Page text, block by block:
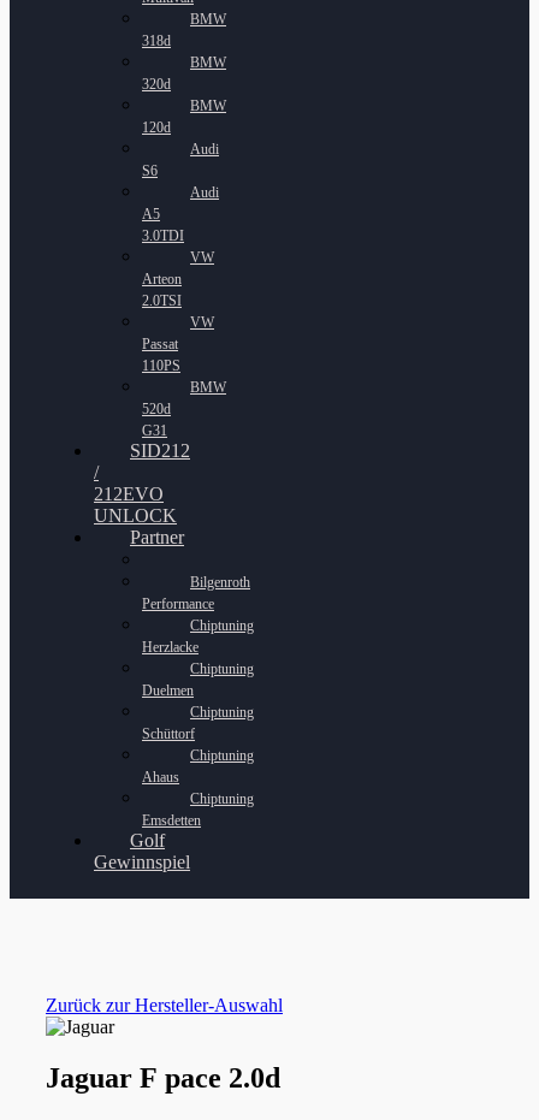
BMW
318d
BMW
320d
BMW
120d
Audi
S6
Audi
A5
3.0TDI
VW
Arteon
2.0TSI
VW
Passat
110PS
BMW
520d
G31
SID212
/
212EVO
UNLOCK
Partner
Bilgenroth
Performance
Chiptuning
Herzlacke
Chiptuning
Duelmen
Chiptuning
Schüttorf
Chiptuning
Ahaus
Chiptuning
Emsdetten
Golf
Gewinnspiel
Zurück zur Hersteller-Auswahl
Jaguar F pace 2.0d